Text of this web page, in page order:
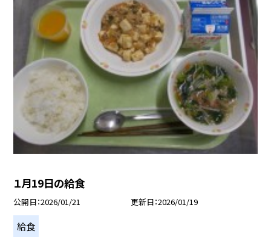
１月19日の給食
公開日 2026/01/21 更新日 2026/01/19
給食